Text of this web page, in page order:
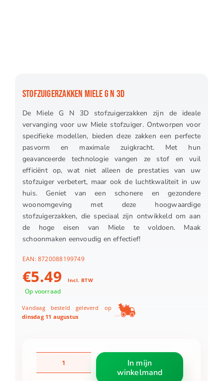
STOFZUIGERZAKKEN MIELE G N 3D
De Miele G N 3D stofzuigerzakken zijn de ideale
vervanging voor uw Miele stofzuiger. Ontworpen voor
specifieke modellen, bieden deze zakken een perfecte
pasvorm en maximale zuigkracht. Met hun
geavanceerde technologie vangen ze stof en vuil
efficiënt op, wat niet alleen de prestaties van uw
stofzuiger verbetert, maar ook de luchtkwaliteit in uw
huis. Geniet van een schonere en gezondere
woonomgeving met deze hoogwaardige
stofzuigerzakken, die speciaal zijn ontwikkeld om aan
de hoge eisen van Miele te voldoen. Maak
schoonmaken eenvoudig en effectief!
EAN:8720088199749
€5.49 Incl. BTW
Op voorraad
Vandaag besteld geleverd op
dinsdag 11 augustus
Stofzuigerzakken
miele
In mijn
winkelmand